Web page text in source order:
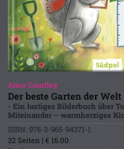
Alice Courtley
Der beste Garten der Welt
- Ein lustiges Bilderbuch über
Miteinander – warmherziges
ISBN: 978-3-965-94371-1
32 Seiten | € 16.00